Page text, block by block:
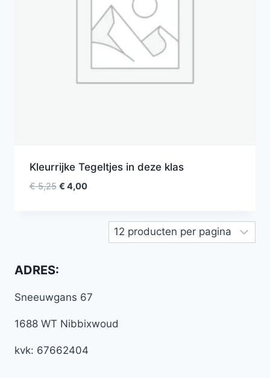
Kleurrijke Tegeltjes in deze klas
€5,25 € 4,00
ADRES:
Sneeuwgans 67
1688 WT Nibbixwoud
kvk: 67662404